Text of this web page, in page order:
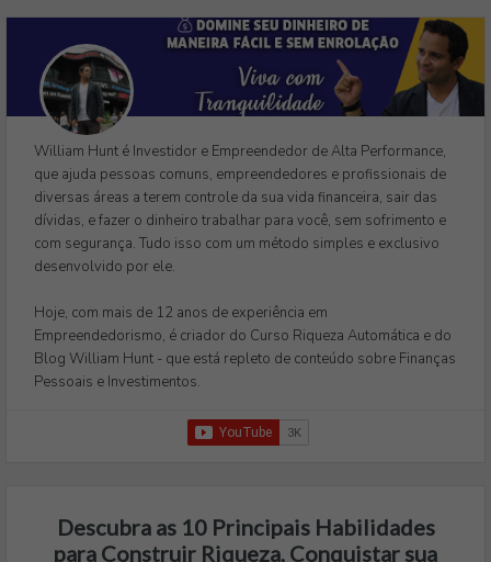
William Hunt é Investidor e Empreendedor de Alta Performance,
que ajuda pessoas comuns, empreendedores e profissionais de
diversas áreas a terem controle da sua vida financeira, sair das
dívidas, e fazer o dinheiro trabalhar para você, sem sofrimento e
com segurança. Tudo isso com um método simples e exclusivo
desenvolvido por ele.
Hoje, com mais de 12 anos de experiência em
Empreendedorismo, é criador do Curso Riqueza Automática e do
Blog William Hunt - que está repleto de conteúdo sobre Finanças
Pessoais e Investimentos.
Descubra as 10 Principais Habilidades
para Construir Riqueza, Conquistar sua